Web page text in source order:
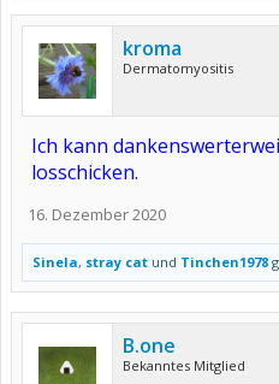
kroma
Dermatomyositis
Ich kann
losschicken.
16. Dezember 2020
Sinela, stray cat und Tinchen1978
B.one
Bekanntes Mitglied